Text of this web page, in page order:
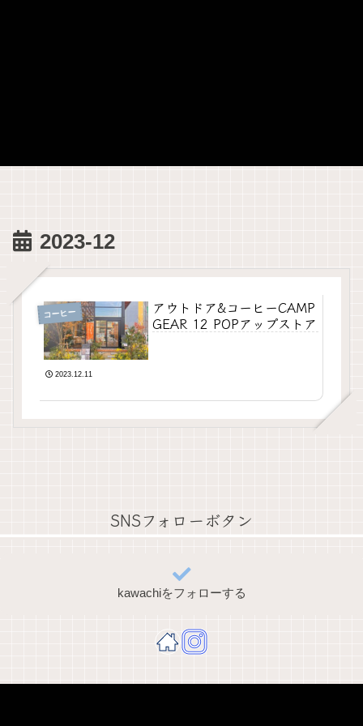
2023-12
コーヒー
アウトドア&コーヒーCAMP
GEAR 12 POPアップストア
2023.12.11
SNSフォローボタン
kawachiをフォローする